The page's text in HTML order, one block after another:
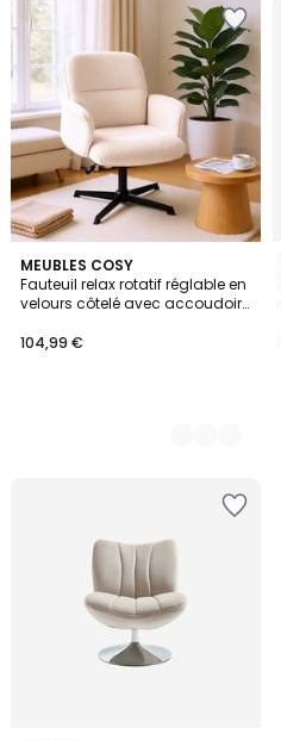
MEUBLES COSY
Fauteuil relax rotatif réglable en
velours côtelé avec accoudoirs
THOMASINACORDL
104,99 €
3
Couleurs